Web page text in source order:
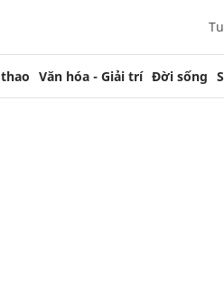
Văn hóa - Giải trí Đời sống